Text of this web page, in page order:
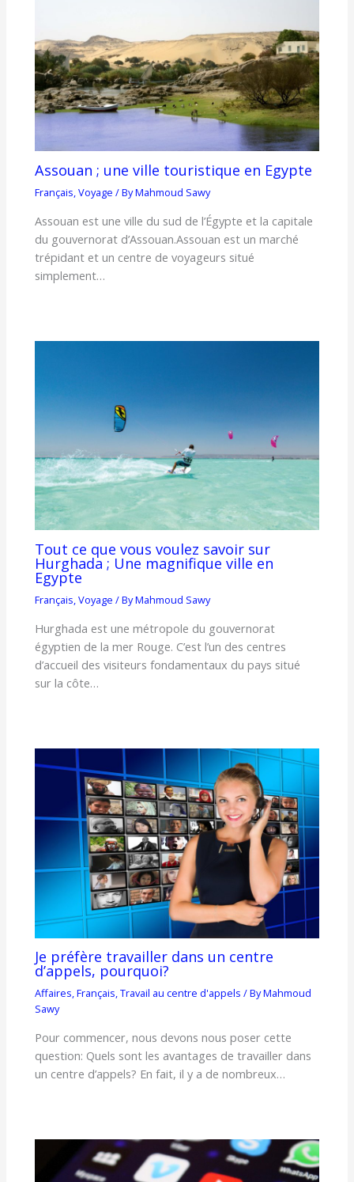
Assouan ; une ville touristique en Egypte
Français,Voyage / ByMahmoud Sawy
Assouan est une ville du sud de l’Égypte et la capitale
du gouvernorat d’Assouan.Assouan est un marché
trépidant et un centre de voyageurs situé
simplement…
Tout ce que vous voulez savoir sur
Hurghada ; Une magnifique ville en
Egypte
Français,Voyage / ByMahmoud Sawy
Hurghada est une métropole du gouvernorat
égyptien de la mer Rouge. C’est l’un des centres
d’accueil des visiteurs fondamentaux du pays situé
sur la côte…
Je préfère travailler dans un centre
d’appels, pourquoi?
Affaires,Français,Travail au centre d'appels / ByMahmoud
Sawy
Pour commencer, nous devons nous poser cette
question: Quels sont les avantages de travailler dans
un centre d’appels? En fait, il y a de nombreux…